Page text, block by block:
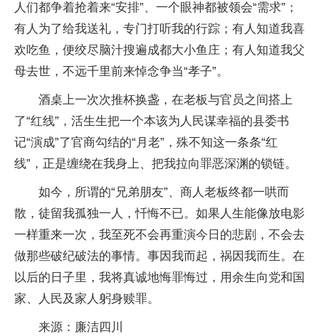
人们都争着抢着来“安排”、一个眼神都被领会“需求”；
有人为了给我送礼，专门打听我的行踪；有人知道我喜
欢吃鱼，便绞尽脑汁搜遍成都大小鱼庄；有人知道我父
母去世，不远千里前来悼念争当“孝子”。
酒桌上一次次推杯换盏，在老板与官员之间搭上
了“红线”，活生生把一个本该为人民谋幸福的县委书
记“演成”了官商勾结的“月老”，殊不知这一条条“红
线”，正是缠绕在我身上、把我拉向罪恶深渊的锁链。
如今，所谓的“兄弟朋友”、商人老板终都一哄而
散，徒留我孤独一人，忏悔不已。如果人生能像放电影
一样重来一次，我至死不会再重演今日的悲剧，不会去
做那些破纪破法的事情。事因我而起，祸因我而生。在
以后的日子里，我将真诚地悔罪悔过，用余生向党和国
家、人民及家人躬身赎罪。
来源：廉洁四川